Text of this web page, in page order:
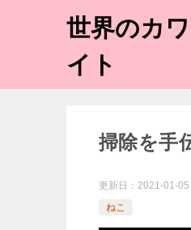
世界のカ
イト
掃除を手
更新日： 2021-01-05
ねこ